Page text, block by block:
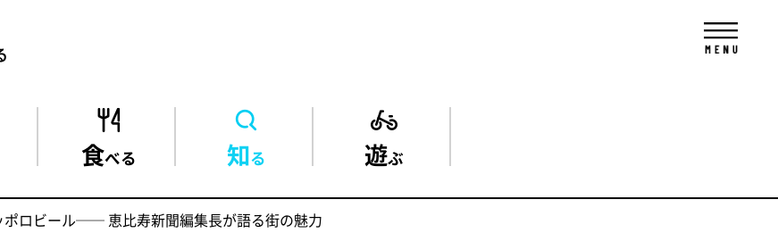
食べる 知る 遊ぶ
ポロビール── 恵比寿新聞編集長が語る街の魅力